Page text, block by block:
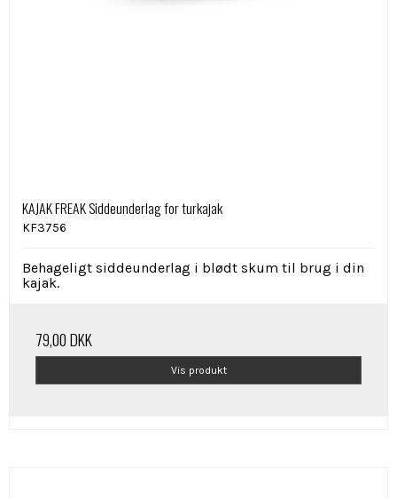
KAJAK FREAK Siddeunderlag for turkajak
KF3756
Behageligt siddeunderlag i blødt skum til brug i din
kajak.
79,00 DKK
Vis produkt